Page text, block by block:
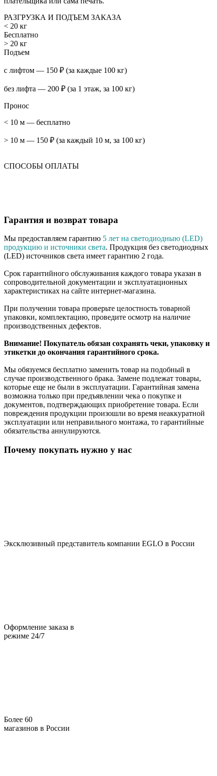
РАЗГРУЗКА И ПОДЪЕМ ЗАКАЗА
< 20 кг
Бесплатно
> 20 кг
Подъем
с лифтом — 150 ₽ (за каждые 100 кг)
без лифта — 200 ₽ (за 1 этаж, за 100 кг)
Пронос
< 10 м — бесплатно
> 10 м — 150 ₽ (за каждый 10 м, за 100 кг)
СПОСОБЫ ОПЛАТЫ
Гарантия и возврат товара
Мы предоставляем гарантию 5 лет на светодиодныю (LED)
продукцию и источники света. Продукция без светодиодных
(LED) источников света имеет гарантию 2 года.
Срок гарантийного обслуживания каждого товара указан в
сопроводительной документации и эксплуатационных
характеристиках на сайте интернет-магазина.
При получении товара проверьте целостность товарной
упаковки, комплектацию, проведите осмотр на наличие
производственных дефектов.
Внимание! Покупатель обязан сохранять чеки, упаковку и
этикетки до окончания гарантийного срока.
Мы обязуемся бесплатно заменить товар на подобный в
случае производственного брака. Замене подлежат товары,
которые еще не были в эксплуатации. Гарантийная замена
возможна только при предъявлении чека о покупке и
документов, подтверждающих приобретение товара. Если
повреждения продукции произошли во время неаккуратной
эксплуатации или неправильного монтажа, то гарантийные
обязательства аннулируются.
Почему покупать нужно у нас
Эксклюзивный представитель компании EGLO в России
Оформление заказа в
режиме 24/7
Более 60
магазинов в России